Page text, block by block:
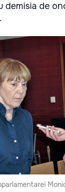
demisia de